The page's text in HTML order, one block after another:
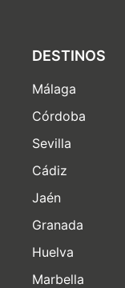
DESTINOS
Málaga
Córdoba
Sevilla
Cádiz
Jaén
Granada
Huelva
Marbella